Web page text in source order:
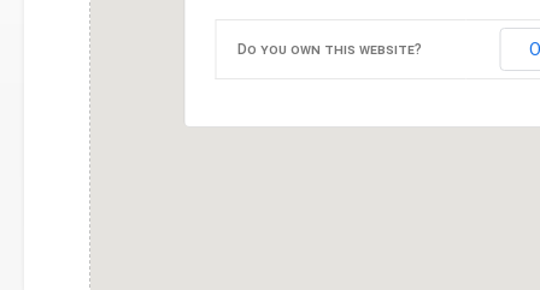
Do you own this website?